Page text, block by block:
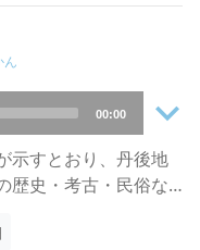
2003年には母屋をは
化財に指定されてい
亀がいますが、大き
ん」と「かんちゃん」
るとか。
石段はあるものの5
どり着くことがで
を求めてたくさんの
訪れます。
は、「白龍」の前に
いた「北向き地蔵
れは「一願本尊（い
神のお孫様にあた
してお祀りしてい
らんじょう）には五
ますが、これは伊勢
して見ることができ
珍しいものです。
昔、天橋立で悪さを
ん
00:00 keyboard_arrow_down
示すとおり、丹後地
歴史・考古・民俗な
、常設展の「丹後の